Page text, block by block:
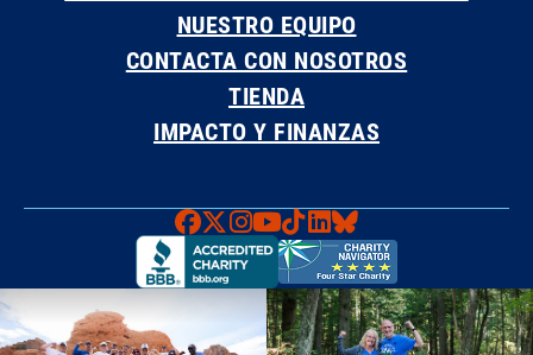
NUESTRO EQUIPO
CONTACTA CON NOSOTROS
TIENDA
IMPACTO Y FINANZAS
Faceboook
X Instagram
YouTube
TikTok
LinkedIn
Bluesky